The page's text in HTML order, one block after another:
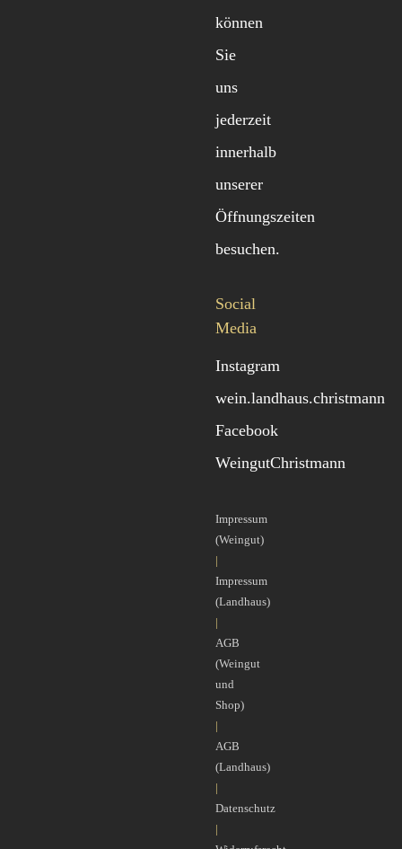
können
Sie
uns
jederzeit
innerhalb
unserer
Öffnungszeiten
besuchen.
Social
Media
Instagram
wein.landhaus.christmann
Facebook
WeingutChristmann
Impressum
(Weingut)
|
Impressum
(Landhaus)
|
AGB
(Weingut
und
Shop)
|
AGB
(Landhaus)
|
Datenschutz
|